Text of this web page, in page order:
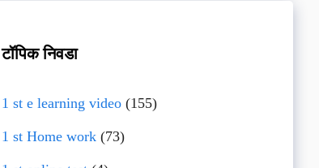
टॉपिक निवडा
1 st e learning video(155)
1 st Home work(73)